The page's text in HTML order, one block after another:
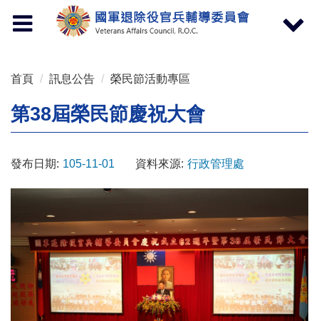
Toggle
navigation
Toggle
首頁 訊息公告 榮民節活動專區
第38屆榮民節慶祝大會
發布日期: 105-11-01 資料來源: 行政管理處